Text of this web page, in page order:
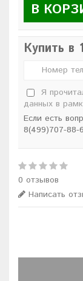
В
Купить в
Я
данных в
Если есть
8(499)707-88-
0 отзывов
Написать